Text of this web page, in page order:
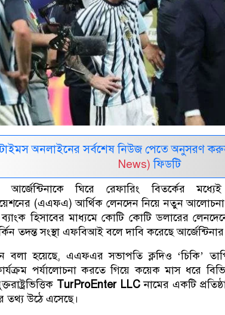
টাইমস অনলাইনের সর্বশেষ নিউজ পেতে অনুসরণ
News) ফিডটি
আর্জেন্টিনাকে ঘিরে রেফারিং বিতর্কের
(এএফএ) আর্থিক লেনদেন নিয়ে নতুন আলোচনা
হিসাবের মাধ্যমে কোটি কোটি ডলারের
তদন্ত সংস্থা এফবিআই বলে দাবি করেছে
বলা হয়েছে, এএফএর সভাপতি ক্লদিও ‘চিকি’
পর্যালোচনা করতে গিয়ে কয়েক মাস ধরে
TurProEnter LLCনামের একটি
তথ্য উঠে এসেছে।